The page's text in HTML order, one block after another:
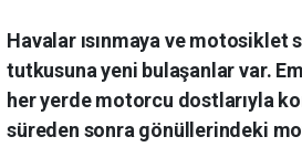
Havalar ısınmaya ve motosiklet
tutkusuna yeni bulaşanlar var.
her yerde motorcu dostlarıyla
süreden sonra gönüllerindeki